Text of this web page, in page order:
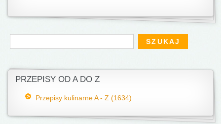
Formularz wyszukiwania
Szukaj
PRZEPISY OD A DO Z
Przepisy kulinarne A - Z (1634)